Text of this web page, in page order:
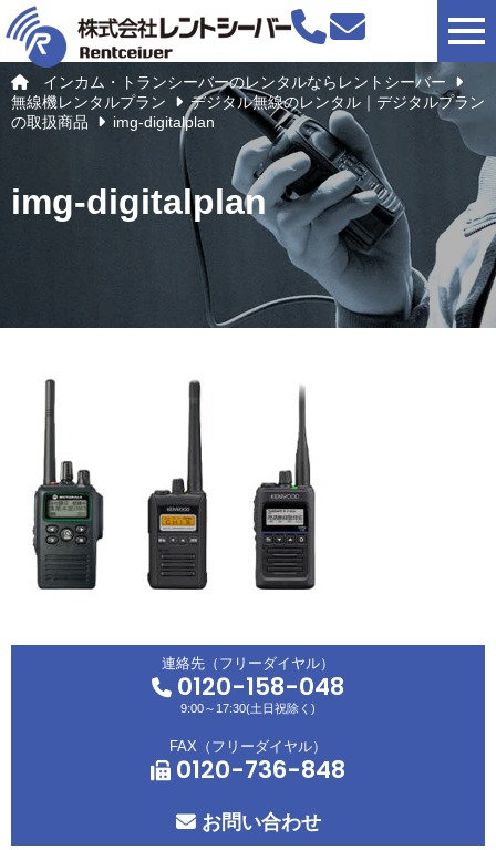
インカム・トランシーバーのレンタルならレントシーバー
無線機レンタルプラン
デジタル無線のレンタル｜デジタルプラン
の取扱商品
img-digitalplan
img-digitalplan
連絡先（フリーダイヤル）
0120-158-048
9:00～17:30(土日祝除く)
FAX（フリーダイヤル）
0120-736-848
お問い合わせ